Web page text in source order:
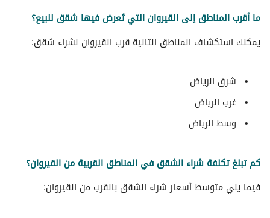
ما أقرب المناطق إلى القيروان التي تُعرض فيها شقق للبيع؟
يمكنك استكشاف المناطق التالية قرب القيروان لشراء شقق:
شرق الرياض
غرب الرياض
وسط الرياض
كم تبلغ تكلفة شراء الشقق في المناطق القريبة من القيروان؟
فيما يلي متوسط ​​أسعار شراء الشقق بالقرب من القيروان: